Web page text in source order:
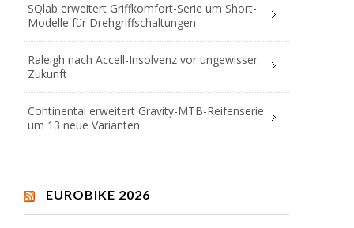
SQlab erweitert Griffkomfort-Serie um Short-
Modelle für Drehgriffschaltungen
Raleigh nach Accell-Insolvenz vor ungewisser
Zukunft
Continental erweitert Gravity-MTB-Reifenserie
um 13 neue Varianten
EUROBIKE 2026